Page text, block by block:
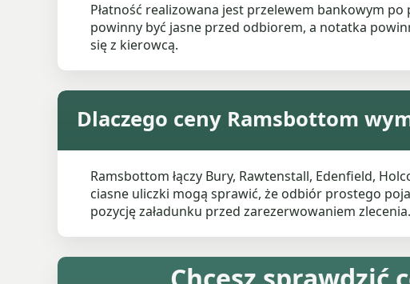
Płatność realizowana jest przelewem bankowym
powinny być jasne przed odbiorem, a notatka
się z kierowcą.
Dlaczego ceny Ramsbottom
Ramsbottom łączy Bury, Rawtenstall, Edenfield,
ciasne uliczki mogą sprawić, że odbiór prostego
pozycję załadunku przed zarezerwowaniem zlecenia.